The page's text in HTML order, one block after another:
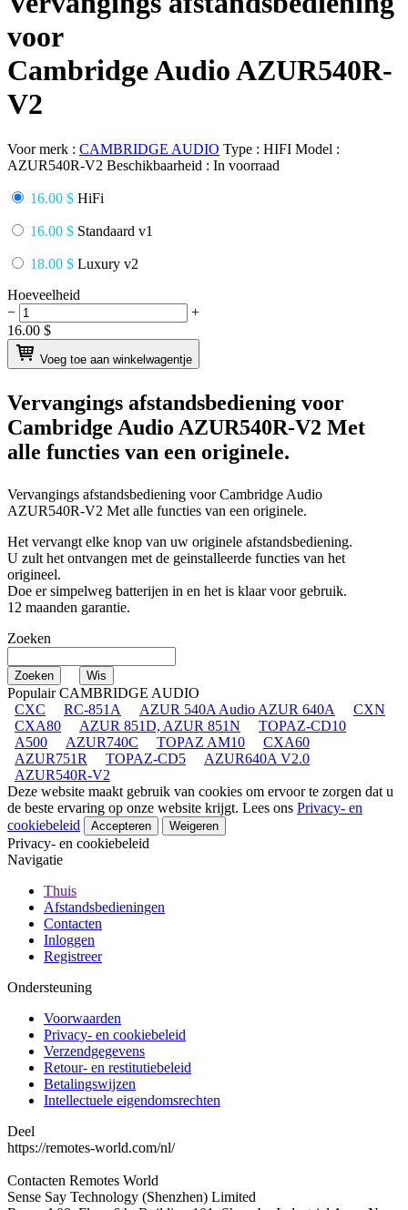
voor
Cambridge Audio AZUR540R-
V2
Voor merk : CAMBRIDGE AUDIO Type : HIFI Model :
AZUR540R-V2 Beschikbaarheid : In voorraad
16.00 $ HiFi
16.00 $ Standaard v1
18.00 $ Luxury v2
Hoeveelheid
−
+
16.00 $
Voeg toe aan winkelwagentje
Vervangings afstandsbediening voor
Cambridge Audio AZUR540R-V2 Met
alle functies van een originele.
Vervangings afstandsbediening voorCambridge Audio
AZUR540R-V2 Met alle functies van een originele.
Het vervangt elke knop van uw originele afstandsbediening.
U zult het ontvangen met de geinstalleerde functies van het
origineel.
Doe er simpelweg batterijen in en het is klaar voor gebruik.
12 maanden garantie.
Zoeken
Populair CAMBRIDGE AUDIO
CXC
RC-851A AZUR 540A Audio AZUR 640A
CXN
CXA80
AZUR 851D, AZUR 851N
TOPAZ-CD10
A500
AZUR740C TOPAZ AM10
CXA60
AZUR751R
TOPAZ-CD5
AZUR640A V2.0
AZUR540R-V2
Deze website maakt gebruik van cookies om ervoor te zorgen dat u
de beste ervaring op onze website krijgt. Lees ons Privacy- en
cookiebeleid
Accepteren Weigeren
Privacy- en cookiebeleid
Navigatie
Thuis
Afstandsbedieningen
Contacten
Inloggen
Registreer
Ondersteuning
Voorwaarden
Privacy- en cookiebeleid
Verzendgegevens
Retour- en restitutiebeleid
Betalingswijzen
Intellectuele eigendomsrechten
Deel
https://remotes-world.com/nl/
Contacten Remotes World
Sense Say Technology (Shenzhen) Limited